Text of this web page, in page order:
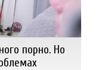
порно. Но